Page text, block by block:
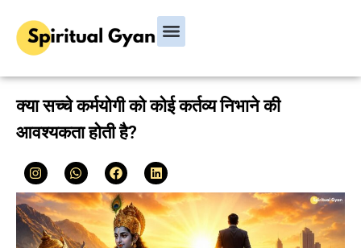
क्या सच्चे कर्मयोगी को कोई कर्तव्य निभाने की
आवश्यकता होती है?